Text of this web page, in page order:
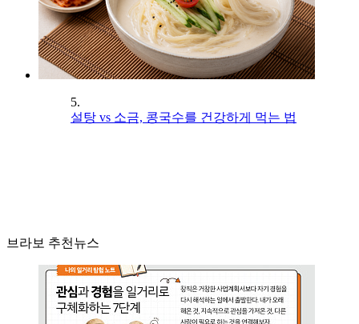
5.
설탕 vs 소금, 콩국수를 건강하게 먹는 법
브라보 추천뉴스